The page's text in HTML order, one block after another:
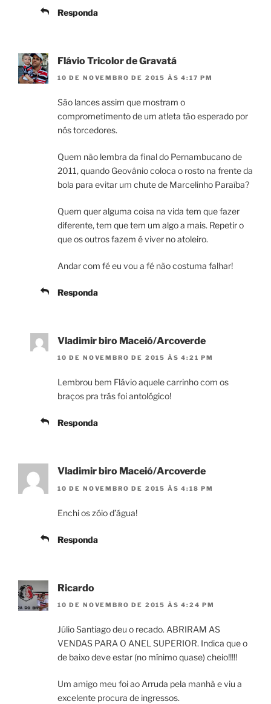
Responda
Flávio Tricolor de Gravatá
10 DE NOVEMBRO DE 2015 ÀS 4:17 PM
São lances assim que mostram o
comprometimento de um atleta tão esperado por
nós torcedores.
Quem não lembra da final do Pernambucano de
2011, quando Geovânio coloca o rosto na frente da
bola para evitar um chute de Marcelinho Paraíba?
Quem quer alguma coisa na vida tem que fazer
diferente, tem que tem um algo a mais. Repetir o
que os outros fazem é viver no atoleiro.
Andar com fé eu vou a fé não costuma falhar!
Responda
Vladimir biro Maceió/Arcoverde
10 DE NOVEMBRO DE 2015 ÀS 4:21 PM
Lembrou bem Flávio aquele carrinho com os
braços pra trás foi antológico!
Responda
Vladimir biro Maceió/Arcoverde
10 DE NOVEMBRO DE 2015 ÀS 4:18 PM
Enchi os zóio d’água!
Responda
Ricardo
10 DE NOVEMBRO DE 2015 ÀS 4:24 PM
Júlio Santiago deu o recado. ABRIRAM AS
VENDAS PARA O ANEL SUPERIOR. Indica que o
de baixo deve estar (no mínimo quase) cheio!!!!!
Um amigo meu foi ao Arruda pela manhã e viu a
excelente procura de ingressos.